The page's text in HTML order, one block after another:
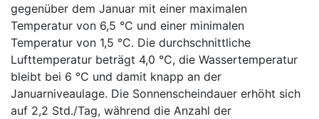
gegenüber dem Januar mit einer maximalen
Temperatur von 6,5 °C und einer minimalen
Temperatur von 1,5 °C. Die durchschnittliche
Lufttemperatur beträgt 4,0 °C, die Wassertemperatur
bleibt bei 6 °C und damit knapp an der
Januarniveaulage. Die Sonnenscheindauer erhöht sich
auf 2,2 Std./Tag, während die Anzahl der